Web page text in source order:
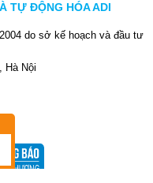
TỰ ĐỘNG HÓA ADI
do sở kế hoạch và đầu tư
Hà Nội